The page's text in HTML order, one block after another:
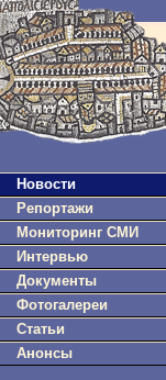
Новости
Репортажи
Мониторинг СМИ
Интервью
Документы
Фотогалереи
Статьи
Анонсы